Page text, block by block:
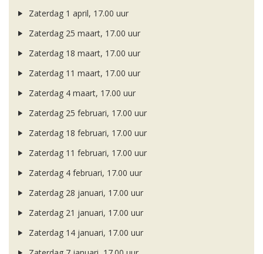
Zaterdag 1 april, 17.00 uur
Zaterdag 25 maart, 17.00 uur
Zaterdag 18 maart, 17.00 uur
Zaterdag 11 maart, 17.00 uur
Zaterdag 4 maart, 17.00 uur
Zaterdag 25 februari, 17.00 uur
Zaterdag 18 februari, 17.00 uur
Zaterdag 11 februari, 17.00 uur
Zaterdag 4 februari, 17.00 uur
Zaterdag 28 januari, 17.00 uur
Zaterdag 21 januari, 17.00 uur
Zaterdag 14 januari, 17.00 uur